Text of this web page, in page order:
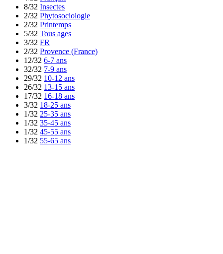
8/32 Insectes
2/32 Phytosociologie
2/32 Printemps
5/32 Tous ages
3/32 FR
2/32 Provence (France)
12/32 6-7 ans
32/32 7-9 ans
29/32 10-12 ans
26/32 13-15 ans
17/32 16-18 ans
3/32 18-25 ans
1/32 25-35 ans
1/32 35-45 ans
1/32 45-55 ans
1/32 55-65 ans